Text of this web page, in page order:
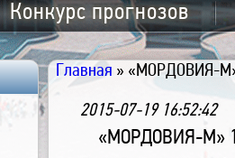
Конкурс прогнозов
Главная » «МОРДОВИЯ-
2015-07-19 16:52:42
«МОРДОВИЯ-М»